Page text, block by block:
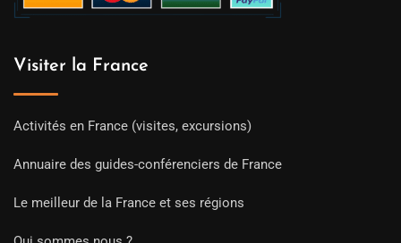
Visiter la France
Activités en France (visites, excursions)
Annuaire des guides-conférenciers de France
Le meilleur de la France et ses régions